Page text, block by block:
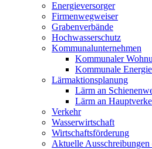
Energieversorger
Firmenwegweiser
Grabenverbände
Hochwasserschutz
Kommunalunternehmen
Kommunaler
Kommunale
Lärmaktionsplanung
Lärm an
Lärm an
Verkehr
Wasserwirtschaft
Wirtschaftsförderung
Aktuelle Ausschreibungen